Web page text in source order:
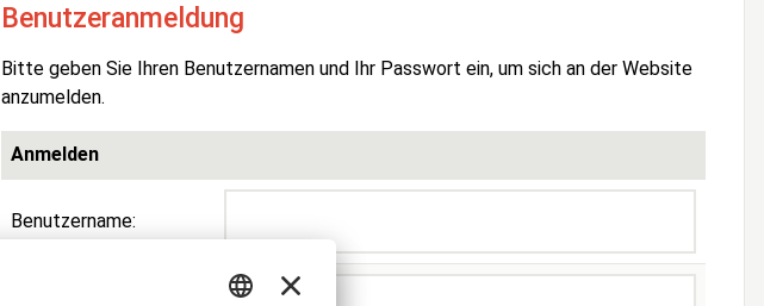
Benutzeranmeldung
Bitte geben Sie Ihren Benutzernamen und Ihr Passwort ein, um sich an der Website
anzumelden.
Anmelden
Benutzername: